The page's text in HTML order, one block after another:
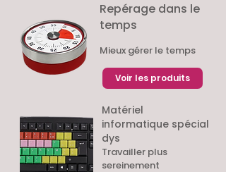
Repérage dans le
temps
Voir les produits
Mieux gérer le temps
Matériel
informatique spécial
dys
Travailler plus
sereinement